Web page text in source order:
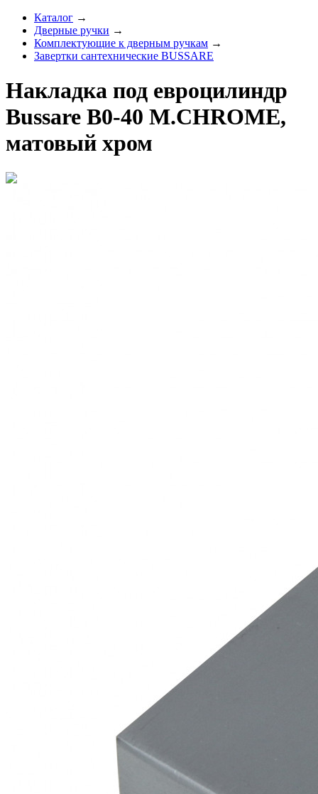
Каталог →
Дверные ручки →
Комплектующие к дверным ручкам →
Завертки сантехнические BUSSARE
Накладка под евроцилиндр
Bussare B0-40 M.CHROME,
матовый хром